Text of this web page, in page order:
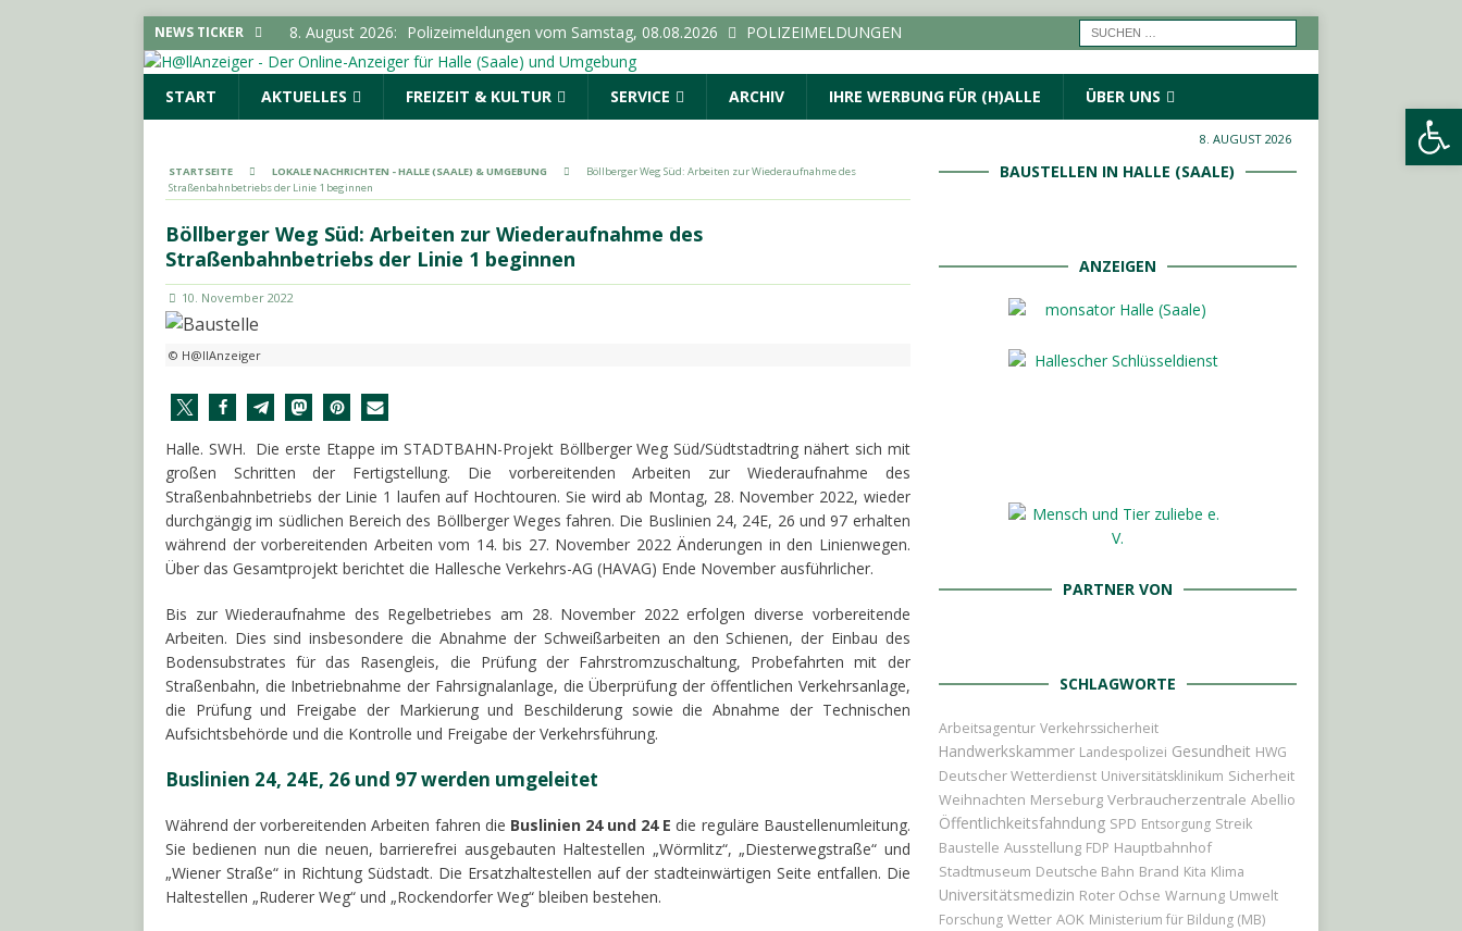
NEWS TICKER 8. August 2026: Polizeimeldungen vom Samstag, 08.08.2026
POLIZEIMELDUNGEN
8. August 2026: Über 24.000 Euro flossen in Sachsen-Anhalt im Jahr 2024 pro Kopf in
den Konsum
SACHSEN-ANHALT INFO
LOKALE NACHRICHTEN - HALLE (SAALE) &
UMGEBUNG
7. August 2026: Pkw-Kontrolle führt zu Durchsuchung und Festnahmen
POLIZEIMELDUNGEN
8. August 2026:
START AKTUELLES FREIZEIT & KULTUR SERVICE ARCHIV IHRE WERBUNG FÜR (H)ALLE ÜBER UNS
8. AUGUST 2026
STARTSEITE LOKALE NACHRICHTEN - HALLE (SAALE) & UMGEBUNG
Böllberger Weg Süd: Arbeiten zur Wiederaufnahme des
Straßenbahnbetriebs der Linie 1 beginnen
Böllberger Weg Süd: Arbeiten zur Wiederaufnahme des
Straßenbahnbetriebs der Linie 1 beginnen
10. November 2022
© H@llAnzeiger
Halle. SWH. Die erste Etappe im STADTBAHN-Projekt Böllberger Weg Süd/Südtstadtring nähert sich mit
großen Schritten der Fertigstellung. Die vorbereitenden Arbeiten zur Wiederaufnahme des
Straßenbahnbetriebs der Linie 1 laufen auf Hochtouren. Sie wird ab Montag, 28. November 2022, wieder
durchgängig im südlichen Bereich des Böllberger Weges fahren. Die Buslinien 24, 24E, 26 und 97 erhalten
während der vorbereitenden Arbeiten vom 14. bis 27. November 2022 Änderungen in den Linienwegen.
Über das Gesamtprojekt berichtet die Hallesche Verkehrs-AG (HAVAG) Ende November ausführlicher.
Bis zur Wiederaufnahme des Regelbetriebes am 28. November 2022 erfolgen diverse vorbereitende
Arbeiten. Dies sind insbesondere die Abnahme der Schweißarbeiten an den Schienen, der Einbau des
Bodensubstrates für das Rasengleis, die Prüfung der Fahrstromzuschaltung, Probefahrten mit der
Straßenbahn, die Inbetriebnahme der Fahrsignalanlage, die Überprüfung der öffentlichen Verkehrsanlage,
die Prüfung und Freigabe der Markierung und Beschilderung sowie die Abnahme der Technischen
Aufsichtsbehörde und die Kontrolle und Freigabe der Verkehrsführung.
Buslinien 24, 24E, 26 und 97 werden umgeleitet
Während der vorbereitenden Arbeiten fahren die Buslinien 24 und 24 E die reguläre Baustellenumleitung.
Sie bedienen nun die neuen, barrierefrei ausgebauten Haltestellen „Wörmlitz“, „Diesterwegstraße“ und
„Wiener Straße“ in Richtung Südstadt. Die Ersatzhaltestellen auf der stadteinwärtigen Seite entfallen. Die
Haltestellen „Ruderer Weg“ und „Rockendorfer Weg“ bleiben bestehen.
BAUSTELLEN IN HALLE (SAALE)
ANZEIGEN
PARTNER VON
SCHLAGWORTE
Arbeitsagentur Verkehrssicherheit
Handwerkskammer Landespolizei Gesundheit HWG
Deutscher Wetterdienst Universitätsklinikum Sicherheit
Weihnachten Merseburg Verbraucherzentrale Abellio
Öffentlichkeitsfahndung SPD Entsorgung Streik
Baustelle Ausstellung FDP Hauptbahnhof
Stadtmuseum Deutsche Bahn Brand Kita Klima
Universitätsmedizin Roter Ochse Warnung Umwelt
Forschung Wetter AOK Ministerium für Bildung (MB)
Werkzeugleiste öffnen